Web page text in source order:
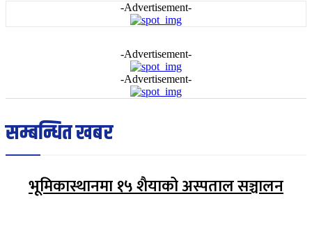
-Advertisement-
-Advertisement-
-Advertisement-
सम्बन्धित खबर
भूमिकास्थानमा १५ शैयाको अस्पताल सञ्चालन